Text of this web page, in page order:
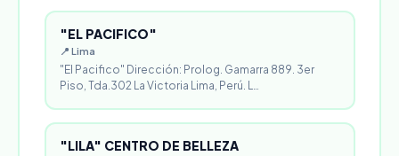
"EL PACIFICO"
📍 Lima
"El Pacifico" Dirección: Prolog. Gamarra 889. 3er
Piso, Tda.302 La Victoria Lima, Perú. L…
"LILA" CENTRO DE BELLEZA